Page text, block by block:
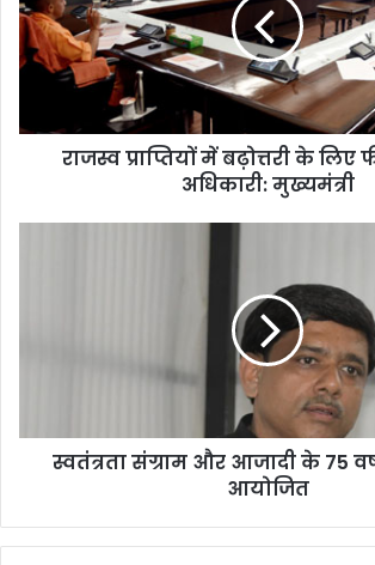
राजस्व प्राप्तियों में बढ़ोत्तरी के लिए
अधिकारी: मुख्यमंत्री
स्वतंत्रता संग्राम और आजादी के 75
आयोजित